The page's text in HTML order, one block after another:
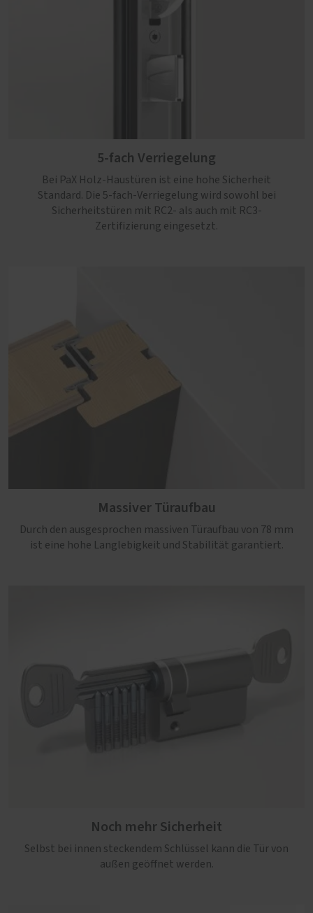
5-fach Verriegelung
Bei PaX Holz-Haustüren ist eine hohe Sicherheit
Standard. Die 5-fach-Verriegelung wird sowohl bei
Sicherheitstüren mit RC2- als auch mit RC3-
Zertifizierung eingesetzt.
Massiver Türaufbau
Durch den ausgesprochen massiven Türaufbau von 78 mm
ist eine hohe Langlebigkeit und Stabilität garantiert.
Noch mehr Sicherheit
Selbst bei innen steckendem Schlüssel kann die Tür von
außen geöffnet werden.